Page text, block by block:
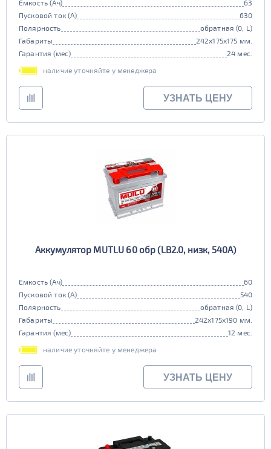
Емкость (Ач)
63
Пусковой ток (А)
630
Полярность
обратная (0, L)
Габариты
242x175x175 мм.
Гарантия (мес)
24 мес.
наличие уточняйте у менеджера
УЗНАТЬ ЦЕНУ
Аккумулятор MUTLU 60 обр (LB2.0, низк, 540А)
Емкость (Ач)
60
Пусковой ток (А)
540
Полярность
обратная (0, L)
Габариты
242x175x190 мм.
Гарантия (мес)
12 мес.
наличие уточняйте у менеджера
УЗНАТЬ ЦЕНУ